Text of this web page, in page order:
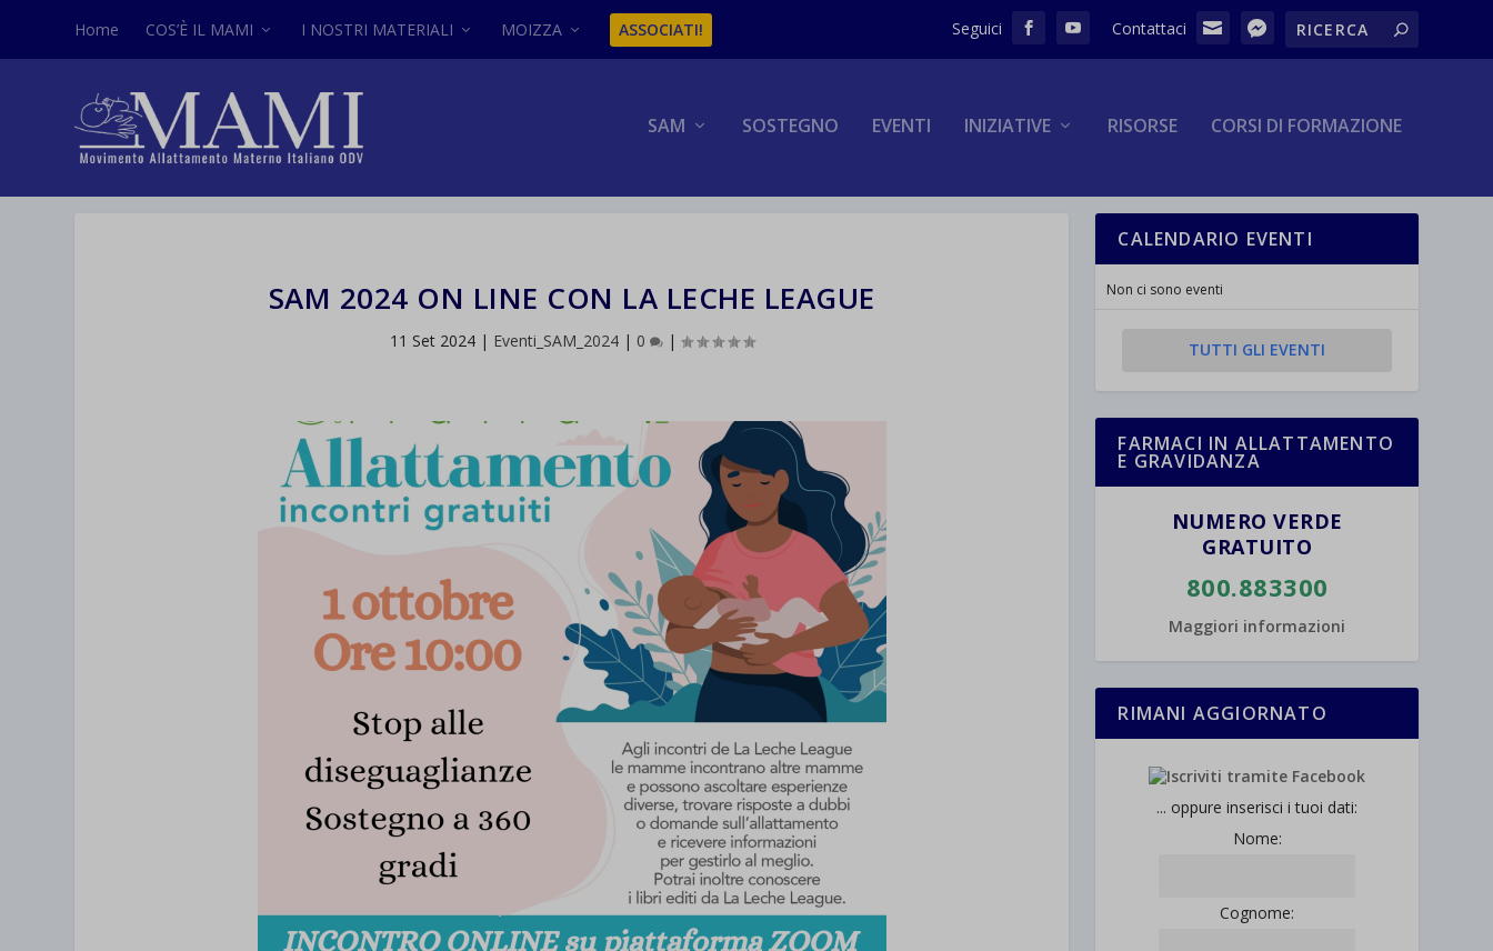
Home COS’È IL MAMI I NOSTRI MATERIALI MOIZZA ASSOCIATI!
SAM SOSTEGNO EVENTI INIZIATIVE RISORSE CORSI DI FORMAZIONE
SAM 2024 ON LINE CON LA LECHE LEAGUE
11 Set 2024| Eventi_SAM_2024| 0 |
CALENDARIO EVENTI
Non ci sono eventi
TUTTI GLI EVENTI
FARMACI IN ALLATTAMENTO
E GRAVIDANZA
NUMERO VERDE
GRATUITO
800.883300
Maggiori informazioni
RIMANI AGGIORNATO
... oppure inserisci i tuoi dati:
Nome:
Cognome: